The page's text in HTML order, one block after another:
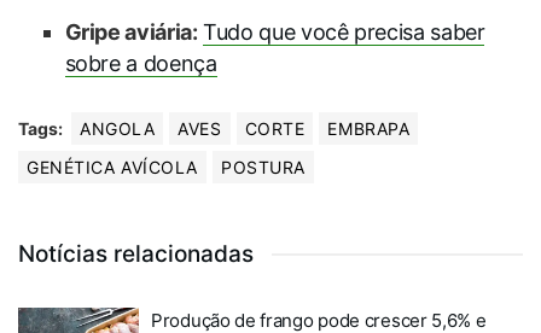
Gripe aviária: Tudo que você precisa saber
sobre a doença
Tags: ANGOLA AVES CORTE
EMBRAPA
GENÉTICA AVÍCOLA
POSTURA
Notícias relacionadas
Produção de frango pode crescer 5,6% e